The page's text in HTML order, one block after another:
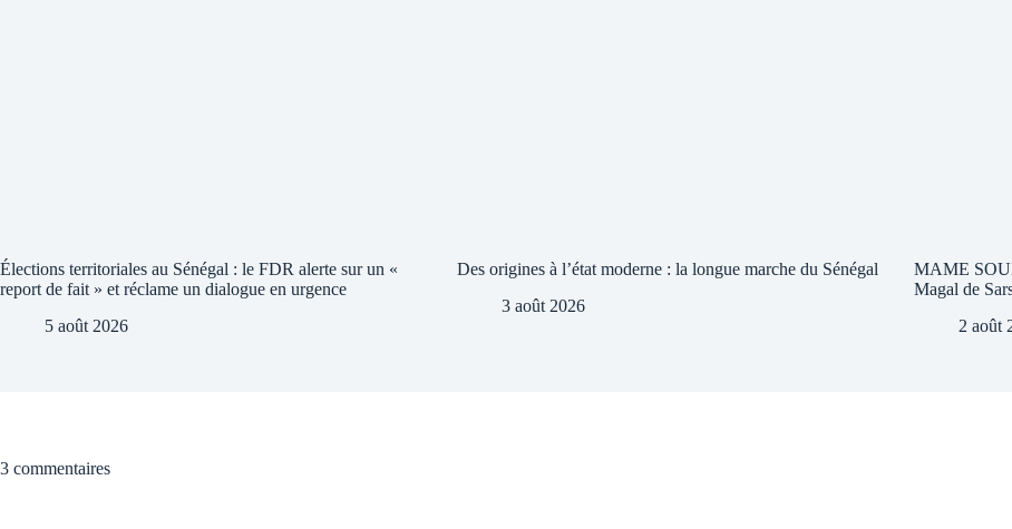
Élections territoriales au Sénégal : le FDR alerte sur un «
report de fait » et réclame un dialogue en urgence
5 août 2026
Des origines à l’état moderne : la longue marche du Sénégal
3 août 2026
MAME
Magal de
2 août
3 commentaires